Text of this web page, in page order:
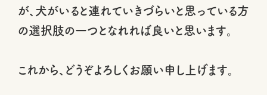
が、犬がいると連れていきづらいと思っている方
の選択肢の一つとなれれば良いと思います。
これから、どうぞよろしくお願い申し上げます。